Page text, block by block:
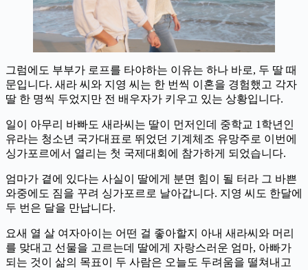
그럼에도 부부가 로프를 타야하는 이유는 하나 바로, 두 딸 때
문입니다. 새라 씨와 지영 씨는 한 번씩 이혼을 경험했고 각자
딸 한 명씩 두었지만 전 배우자가 키우고 있는 상황입니다.
일이 아무리 바빠도 새라씨는 딸이 먼저인데 중학교 1학년인
유라는 청소년 국가대표로 뛰었던 기계체조 유망주로 이번에
싱가포르에서 열리는 첫 국제대회에 참가하게 되었습니다.
엄마가 곁에 있다는 사실이 딸에게 분면 힘이 될 터라 그 바쁜
와중에도 짐을 꾸려 싱가포르로 날아갑니다. 지영 씨도 한달에
두 번은 달을 만납니다.
요새 열 살 여자아이는 어떤 걸 좋아할지 아내 새라씨와 머리
를 맞대고 선물을 고르는데 딸에게 자랑스러운 엄마, 아빠가
되는 것이 삶의 목표이 두 사람은 오늘도 두려움을 떨쳐내고